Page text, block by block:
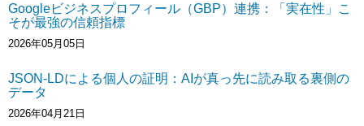
Googleビジネスプロフィール（GBP）連携：「実在性」こ
そが最強の信頼指標
2026年05月05日
JSON-LDによる個人の証明：AIが真っ先に読み取る裏側の
データ
2026年04月21日